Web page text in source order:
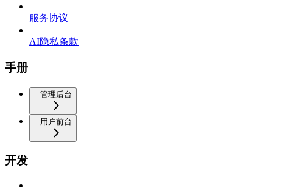
服务协议
AI隐私条款
手册
管理后台
用户前台
开发